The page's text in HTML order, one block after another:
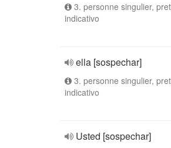
3. personne singulier,
indicativo
ella [sospechar]
3. personne singulier,
indicativo
Usted [sospechar]